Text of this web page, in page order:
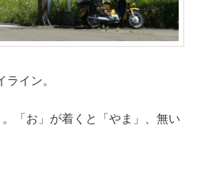
イン。
「お」が着くと「やま」、無い